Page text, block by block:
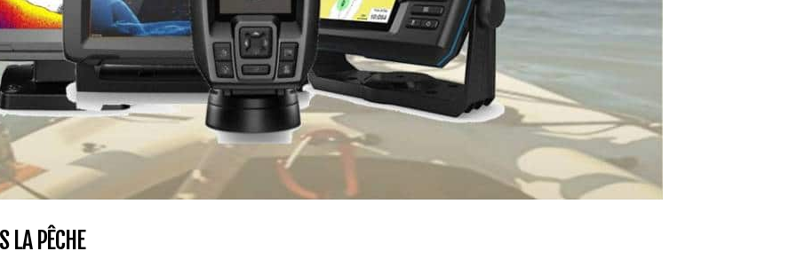
LA PÊCHE